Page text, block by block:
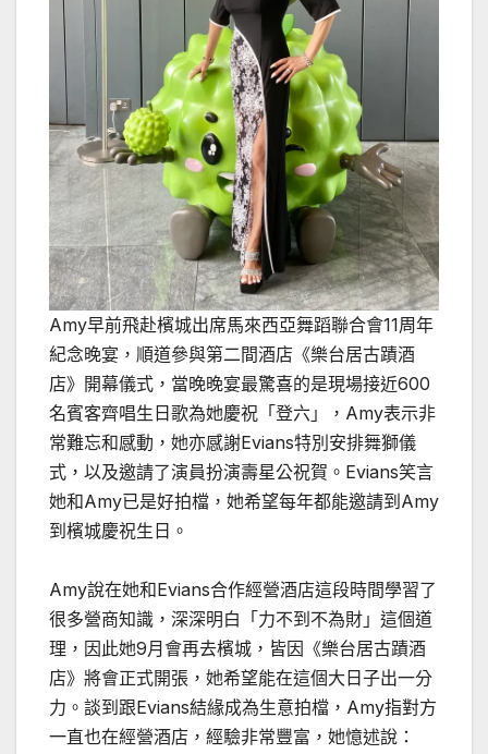
Amy早前飛赴檳城出席馬來西亞舞蹈聯合會11周年
紀念晚宴，順道參與第二間酒店《樂台居古蹟酒
店》開幕儀式，當晚晚宴最驚喜的是現場接近600
名賓客齊唱生日歌為她慶祝「登六」，Amy表示非
常難忘和感動，她亦感謝Evians特別安排舞獅儀
式，以及邀請了演員扮演壽星公祝賀。Evians笑言
她和Amy已是好拍檔，她希望每年都能邀請到Amy
到檳城慶祝生日。
Amy說在她和Evians合作經營酒店這段時間學習了
很多營商知識，深深明白「力不到不為財」這個道
理，因此她9月會再去檳城，皆因《樂台居古蹟酒
店》將會正式開張，她希望能在這個大日子出一分
力。談到跟Evians結緣成為生意拍檔，Amy指對方
一直也在經營酒店，經驗非常豐富，她憶述說：